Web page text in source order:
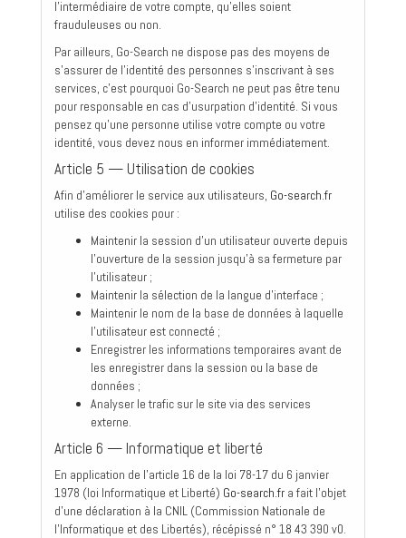
l'intermédiaire de votre compte, qu'elles soient
frauduleuses ou non.
Par ailleurs, Go-Search ne dispose pas des moyens de
s'assurer de l'identité des personnes s'inscrivant à ses
services, c'est pourquoi Go-Search ne peut pas être tenu
pour responsable en cas d'usurpation d'identité. Si vous
pensez qu'une personne utilise votre compte ou votre
identité, vous devez nous en informer immédiatement.
Article 5 — Utilisation de cookies
Afin d'améliorer le service aux utilisateurs, Go-search.fr
utilise des cookies pour :
Maintenir la session d'un utilisateur ouverte depuis
l'ouverture de la session jusqu'à sa fermeture par
l'utilisateur ;
Maintenir la sélection de la langue d'interface ;
Maintenir le nom de la base de données à laquelle
l'utilisateur est connecté ;
Enregistrer les informations temporaires avant de
les enregistrer dans la session ou la base de
données ;
Analyser le trafic sur le site via des services
externe.
Article 6 — Informatique et liberté
En application de l'article 16 de la loi 78-17 du 6 janvier
1978 (loi Informatique et Liberté) Go-search.fr a fait l'objet
d'une déclaration à la CNIL (Commission Nationale de
l'Informatique et des Libertés), récépissé n° 18 43 390 v0.